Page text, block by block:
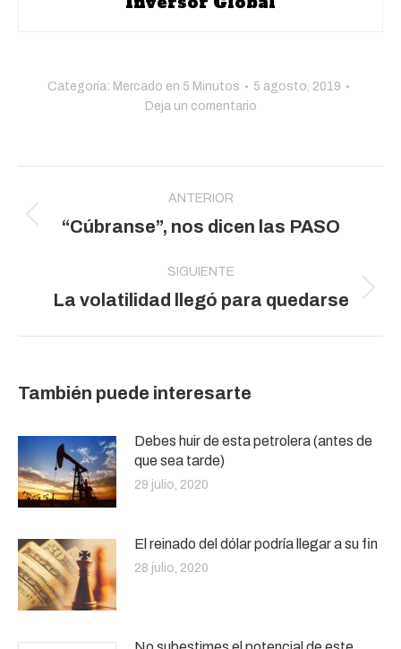
Categoría: Mercado en 5 Minutos
5 agosto, 2019
Deja un comentario
entre
publicaciones
ANTERIOR
Publicación
“Cúbranse”, nos dicen las PASO
SIGUIENTE
Publicación
La volatilidad llegó para quedarse
También puede interesarte
Debes huir de esta petrolera (antes de
que sea tarde)
29 julio, 2020
El reinado del dólar podría llegar a su fin
28 julio, 2020